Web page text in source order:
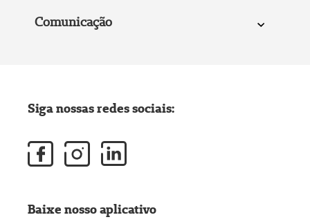
Comunicação
Siga nossas redes sociais:
Baixe nosso aplicativo